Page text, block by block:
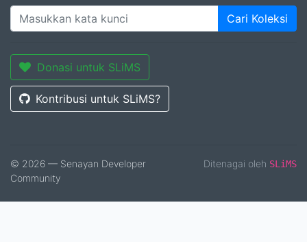
Cari Koleksi
Donasi untuk SLiMS
Kontribusi untuk SLiMS?
© 2026 — Senayan Developer
Community
Ditenagai oleh SLiMS